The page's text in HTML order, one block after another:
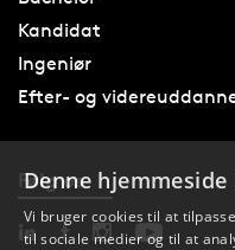
Kandidat
Ingeniør
Efter- og
Følg os
Denne
Vi bruger cookies til at
til sociale medier og til at